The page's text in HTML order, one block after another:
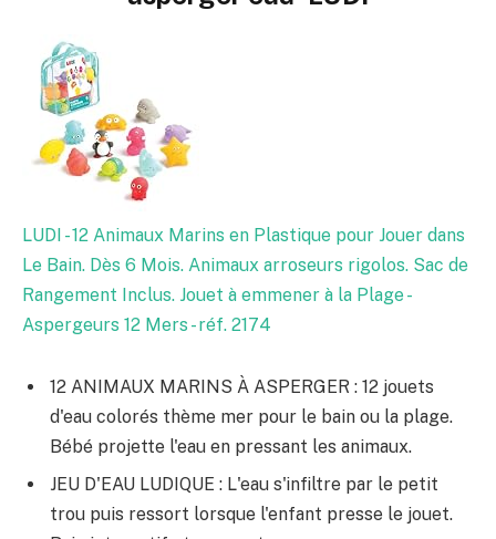
LUDI - 12 Animaux Marins en Plastique pour Jouer dans
Le Bain. Dès 6 Mois. Animaux arroseurs rigolos. Sac de
Rangement Inclus. Jouet à emmener à la Plage -
Aspergeurs 12 Mers - réf. 2174
12 ANIMAUX MARINS À ASPERGER : 12 jouets
d'eau colorés thème mer pour le bain ou la plage.
Bébé projette l'eau en pressant les animaux.
JEU D'EAU LUDIQUE : L'eau s'infiltre par le petit
trou puis ressort lorsque l'enfant presse le jouet.